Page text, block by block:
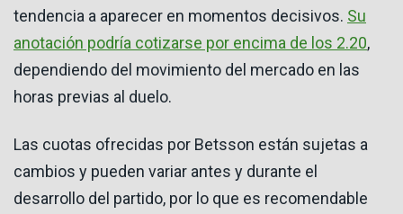
tendencia a aparecer en momentos decisivos. Su
anotación podría cotizarse por encima de los 2.20,
dependiendo del movimiento del mercado en las
horas previas al duelo.
Las cuotas ofrecidas por Betsson están sujetas a
cambios y pueden variar antes y durante el
desarrollo del partido, por lo que es recomendable